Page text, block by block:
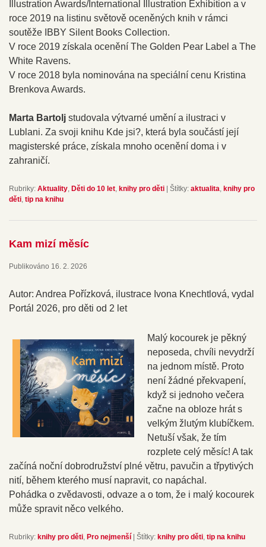
Illustration Awards/International Illustration Exhibition a v
roce 2019 na listinu světově oceněných knih v rámci
soutěže IBBY Silent Books Collection.
V roce 2019 získala ocenění The Golden Pear Label a The
White Ravens.
V roce 2018 byla nominována na speciální cenu Kristina
Brenkova Awards.
Marta Bartolj studovala výtvarné umění a ilustraci v
Lublani. Za svoji knihu Kde jsi?, která byla součástí její
magisterské práce, získala mnoho ocenění doma i v
zahraničí.
Rubriky: Aktuality Děti do 10 let knihy pro děti | Štítky: aktualita knihy pro
děti tip na knihu
Kam mizí měsíc
Publikováno 16. 2. 2026
Autor: Andrea Pořízková, ilustrace Ivona Knechtlová, vydal
Portál 2026, pro děti od 2 let
Malý kocourek je pěkný
neposeda, chvíli nevydrží
na jednom místě. Proto
není žádné překvapení,
když si jednoho večera
začne na obloze hrát s
velkým žlutým klubíčkem.
Netuší však, že tím
rozplete celý měsíc! A tak
začíná noční dobrodružství plné větru, pavučin a třpytivých
nití, během kterého musí napravit, co napáchal.
Pohádka o zvědavosti, odvaze a o tom, že i malý kocourek
může spravit něco velkého.
Rubriky: knihy pro děti Pro nejmenší | Štítky: knihy pro děti tip na knihu